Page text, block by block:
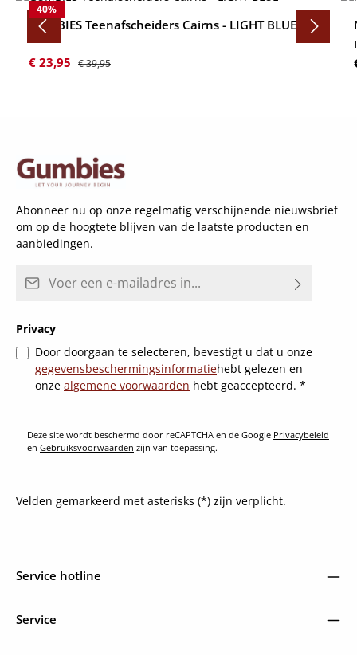
40%
GUMBIES Teenafscheiders Cairns - LIGHT BLUE
Verkoopprijs:
€ 23,95 Normale prijs:
€ 39,95
Abonneer nu op onze regelmatig verschijnende nieuwsbrief
om op de hoogtete blijven van de laatste producten en
aanbiedingen.
Privacy
Door doorgaan te selecteren, bevestigt u dat u onze
gegevensbeschermingsinformatiehebt gelezen en
onze algemene voorwaarden hebt geaccepteerd. *
Deze site wordt beschermd door reCAPTCHA en de Google Privacybeleid
en Gebruiksvoorwaarden zijn van toepassing.
Velden gemarkeerd met asterisks (*) zijn verplicht.
Service hotline
Service